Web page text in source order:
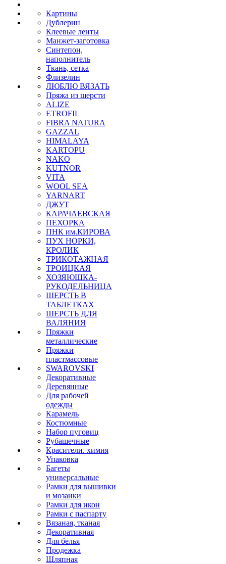
Картины
Дублерин
Клеевые ленты
Манжет-заготовка
Синтепон,
наполнитель
Ткань, сетка
Флизелин
ЛЮБЛЮ ВЯЗАТЬ
Пряжа из шерсти
ALIZE
ETROFIL
FIBRA NATURA
GAZZAL
HIMALAYA
KARTOPU
NAKO
KUTNOR
VITA
WOOL SEA
YARNART
ДЖУТ
КАРАЧАЕВСКАЯ
ПЕХОРКА
ПНК им.КИРОВА
ПУХ НОРКИ,
КРОЛИК
ТРИКОТАЖНАЯ
ТРОИЦКАЯ
ХОЗЯЮШКА-
РУКОДЕЛЬНИЦА
ШЕРСТЬ В
ТАБЛЕТКАХ
ШЕРСТЬ ДЛЯ
ВАЛЯНИЯ
Пряжки
металлические
Пряжки
пластмассовые
SWAROVSKI
Декоративные
Деревянные
Для рабочей
одежды
Карамель
Костюмные
Набор пуговиц
Рубашечные
Красители. химия
Упаковка
Багеты
универсальные
Рамки для вышивки
и мозаики
Рамки для икон
Рамки с паспарту
Вязаная, тканая
Декоративная
Для белья
Продежка
Шляпная